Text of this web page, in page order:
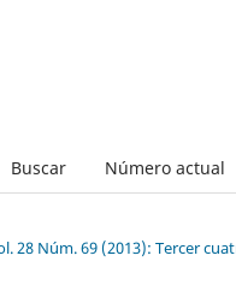
Buscar Número actual
28 Núm. 69 (2013): Tercer